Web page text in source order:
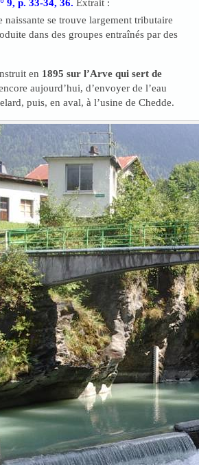
se trouve largement tributaire
dans des groupes entraînés par des
en 1895 sur l’Arve qui sert de
aujourd’hui, d’envoyer de l’eau
puis, en aval, à l’usine de Chedde.